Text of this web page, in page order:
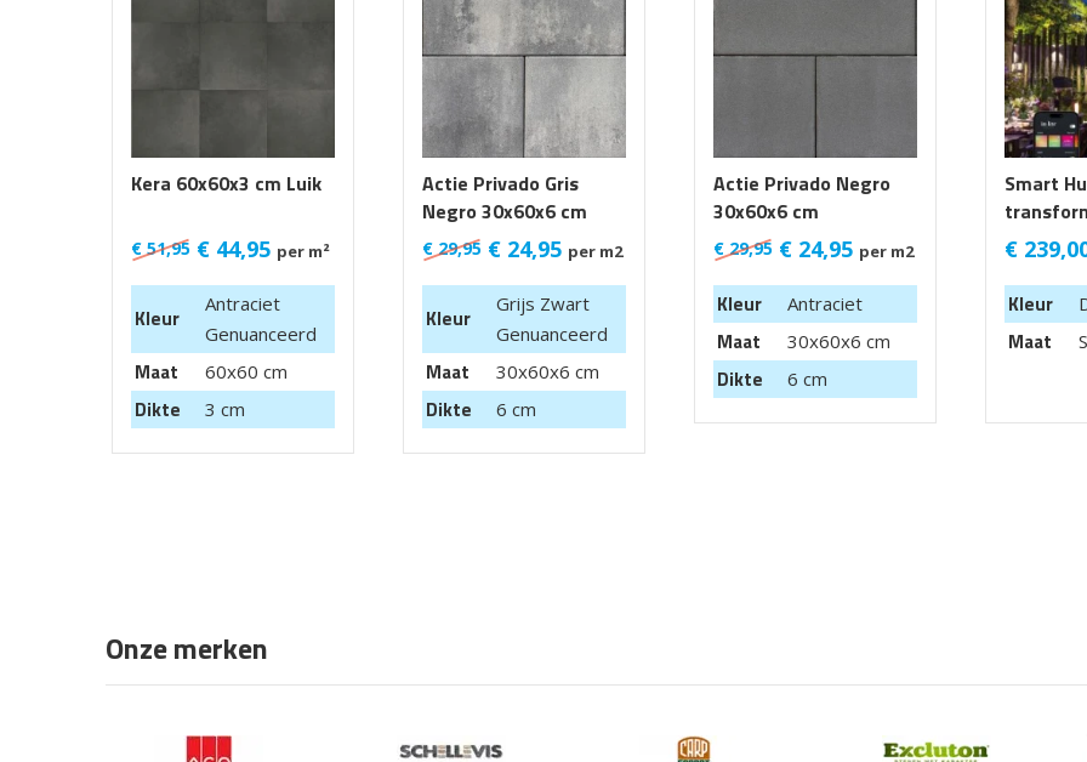
Kera 60x60x3 cm Luik
€51,95 € 44,95 per m²
Kleur
Antraciet
Genuanceerd
Maat 60x60 cm
Dikte 3 cm
Actie Privado Gris
Negro 30x60x6 cm
€29,95 € 24,95 per m2
Kleur
Grijs Zwart
Genuanceerd
Maat 30x60x6 cm
Dikte 6 cm
Actie Privado Negro
30x60x6 cm
€29,95 € 24,95 per m2
Kleur Antraciet
Maat 30x60x6 cm
Dikte 6 cm
Smart
€
Kleur
Maat
Onze merken